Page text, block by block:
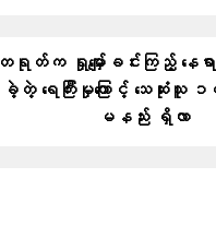
တရုတ်က ရှုမျှော်ခင်းကြည့် နေရာ
ခဲ့တဲ့ ရေကြီးမှုကြောင့် သေဆုံး
မနည်း ရှိလာ